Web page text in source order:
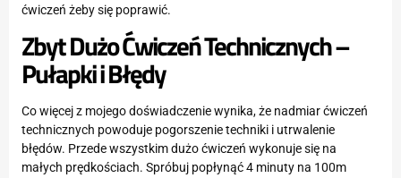
ćwiczeń żeby się poprawić.
Zbyt Dużo Ćwiczeń Technicznych –
Pułapki i Błędy
Co więcej z mojego doświadczenie wynika, że nadmiar ćwiczeń
technicznych powoduje pogorszenie techniki i utrwalenie
błędów. Przede wszystkim dużo ćwiczeń wykonuje się na
małych prędkościach. Spróbuj popłynąć 4 minuty na 100m